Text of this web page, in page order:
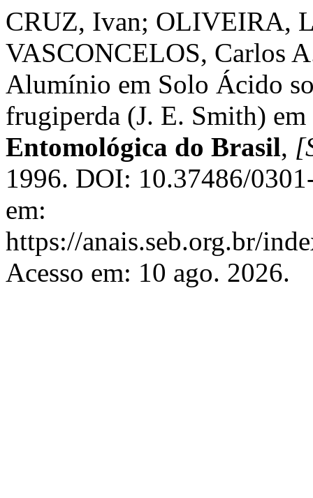
CRUZ, Ivan; OLIVEIRA,
VASCONCELOS, Carlos
Alumínio em Solo Ácido
frugiperda (J. E. Smith)
Entomológica do Brasil,
1996. DOI: 10.37486/
em:
https://anais.seb.org.br/
Acesso em: 10 ago. 2026.